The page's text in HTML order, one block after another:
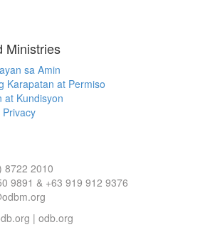
Ministries
sa Amin
Karapatan at Permiso
at Kundisyon
8722 2010
9891 & +63 919 912 9376
| odb.org